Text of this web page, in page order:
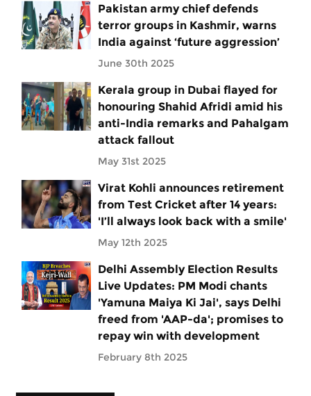
Pakistan army chief defends
terror groups in Kashmir, warns
India against ‘future aggression’
June 30th 2025
Kerala group in Dubai flayed for
honouring Shahid Afridi amid his
anti-India remarks and Pahalgam
attack fallout
May 31st 2025
Virat Kohli announces retirement
from Test Cricket after 14 years:
'I’ll always look back with a smile'
May 12th 2025
Delhi Assembly Election Results
Live Updates: PM Modi chants
'Yamuna Maiya Ki Jai', says Delhi
freed from 'AAP-da'; promises to
repay win with development
February 8th 2025